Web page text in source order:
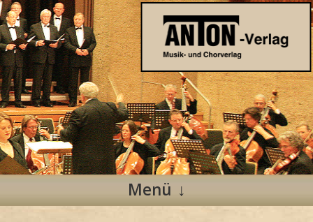
Anton Verlag
Musik- und Chorverlag
Menü